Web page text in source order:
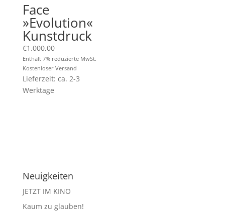
Face
»Evolution«
Kunstdruck
€1.000,00
Enthält 7% reduzierte MwSt.
Kostenloser Versand
Lieferzeit: ca. 2-3
Werktage
Neuigkeiten
JETZT IM KINO
Kaum zu glauben!